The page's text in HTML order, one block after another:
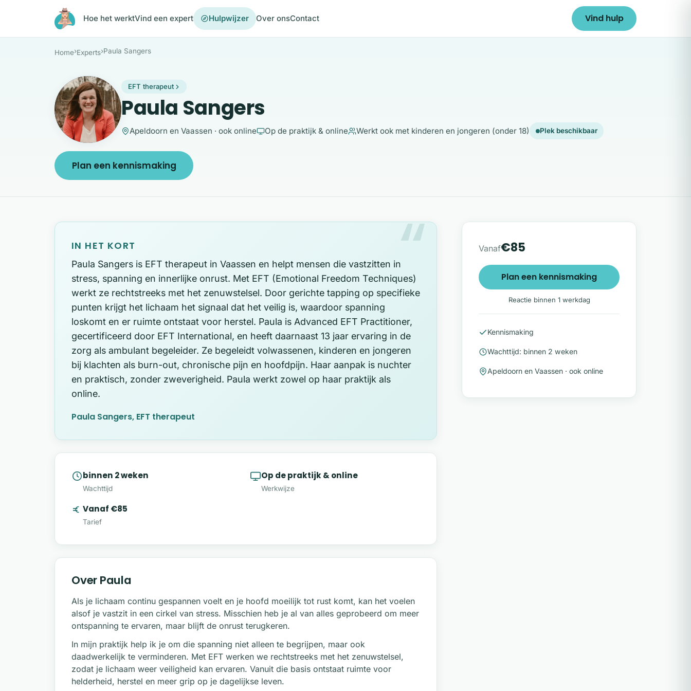
Ga naar de inhoud
Hoe het werktVind een expert Hulpwijzer Over onsContact Vind hulp
Home›Experts›Paula Sangers
PS
EFT therapeut
Paula Sangers
Apeldoorn en Vaassen · ook online Op de praktijk & online Werkt ook met kinderen en jongeren (onder 18) Plek beschikbaar
Plan een kennismaking
IN HET KORT
Paula Sangers is EFT therapeut in Vaassen en helpt mensen die vastzitten in
stress, spanning en innerlijke onrust. Met EFT (Emotional Freedom Techniques)
werkt ze rechtstreeks met het zenuwstelsel. Door gerichte tapping op specifieke
punten krijgt het lichaam het signaal dat het veilig is, waardoor spanning
loskomt en er ruimte ontstaat voor herstel. Paula is Advanced EFT Practitioner,
gecertificeerd door EFT International, en heeft daarnaast 13 jaar ervaring in de
zorg als ambulant begeleider. Ze begeleidt volwassenen, kinderen en jongeren
bij klachten als burn-out, chronische pijn en hoofdpijn. Haar aanpak is nuchter
en praktisch, zonder zweverigheid. Paula werkt zowel op haar praktijk als
online.
Paula Sangers, EFT therapeut
binnen 2 weken
Wachttijd
Op de praktijk & online
Werkwijze
Vanaf €85
Tarief
Over Paula
Als je lichaam continu gespannen voelt en je hoofd moeilijk tot rust komt, kan het voelen
alsof je vastzit in een cirkel van stress. Misschien heb je al van alles geprobeerd om meer
ontspanning te ervaren, maar blijft de onrust terugkeren.
In mijn praktijk help ik je om die spanning niet alleen te begrijpen, maar ook
daadwerkelijk te verminderen. Met EFT werken we rechtstreeks met het zenuwstelsel,
zodat je lichaam weer veiligheid kan ervaren. Vanuit die basis ontstaat ruimte voor
helderheid, herstel en meer grip op je dagelijkse leven.
Vanaf€85
Plan een kennismaking
Reactie binnen 1 werkdag
Kennismaking
Wachttijd: binnen 2 weken
Apeldoorn en Vaassen · ook online